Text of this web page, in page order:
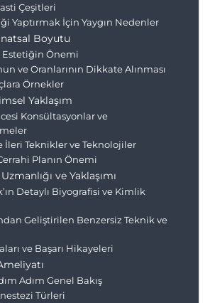
Çeşitleri
Yaptırmak İçin Yaygın Nedenler
Boyutu
Estetiğin Önemi
ve Oranlarının Dikkate Alınması
Örnekler
Yaklaşım
Konsültasyonlar ve
İleri Teknikler ve Teknolojiler
Planın Önemi
ve Yaklaşımı
Detaylı Biyografisi ve Kimlik
Geliştirilen Benzersiz Teknik ve
ve Başarı Hikayeleri
Adım Genel Bakış
Türleri